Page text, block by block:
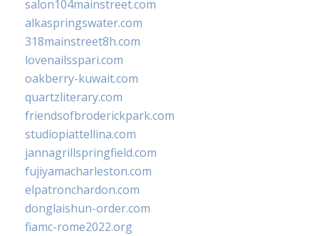
salon104mainstreet.com
alkaspringswater.com
318mainstreet8h.com
lovenailsspari.com
oakberry-kuwait.com
quartzliterary.com
friendsofbroderickpark.com
studiopiattellina.com
jannagrillspringfield.com
fujiyamacharleston.com
elpatronchardon.com
donglaishun-order.com
fiamc-rome2022.org